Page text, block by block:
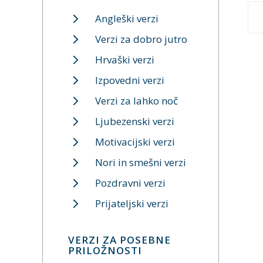
Angleški verzi
Verzi za dobro jutro
Hrvaški verzi
Izpovedni verzi
Verzi za lahko noč
Ljubezenski verzi
Motivacijski verzi
Nori in smešni verzi
Pozdravni verzi
Prijateljski verzi
VERZI ZA POSEBNE
PRILOŽNOSTI